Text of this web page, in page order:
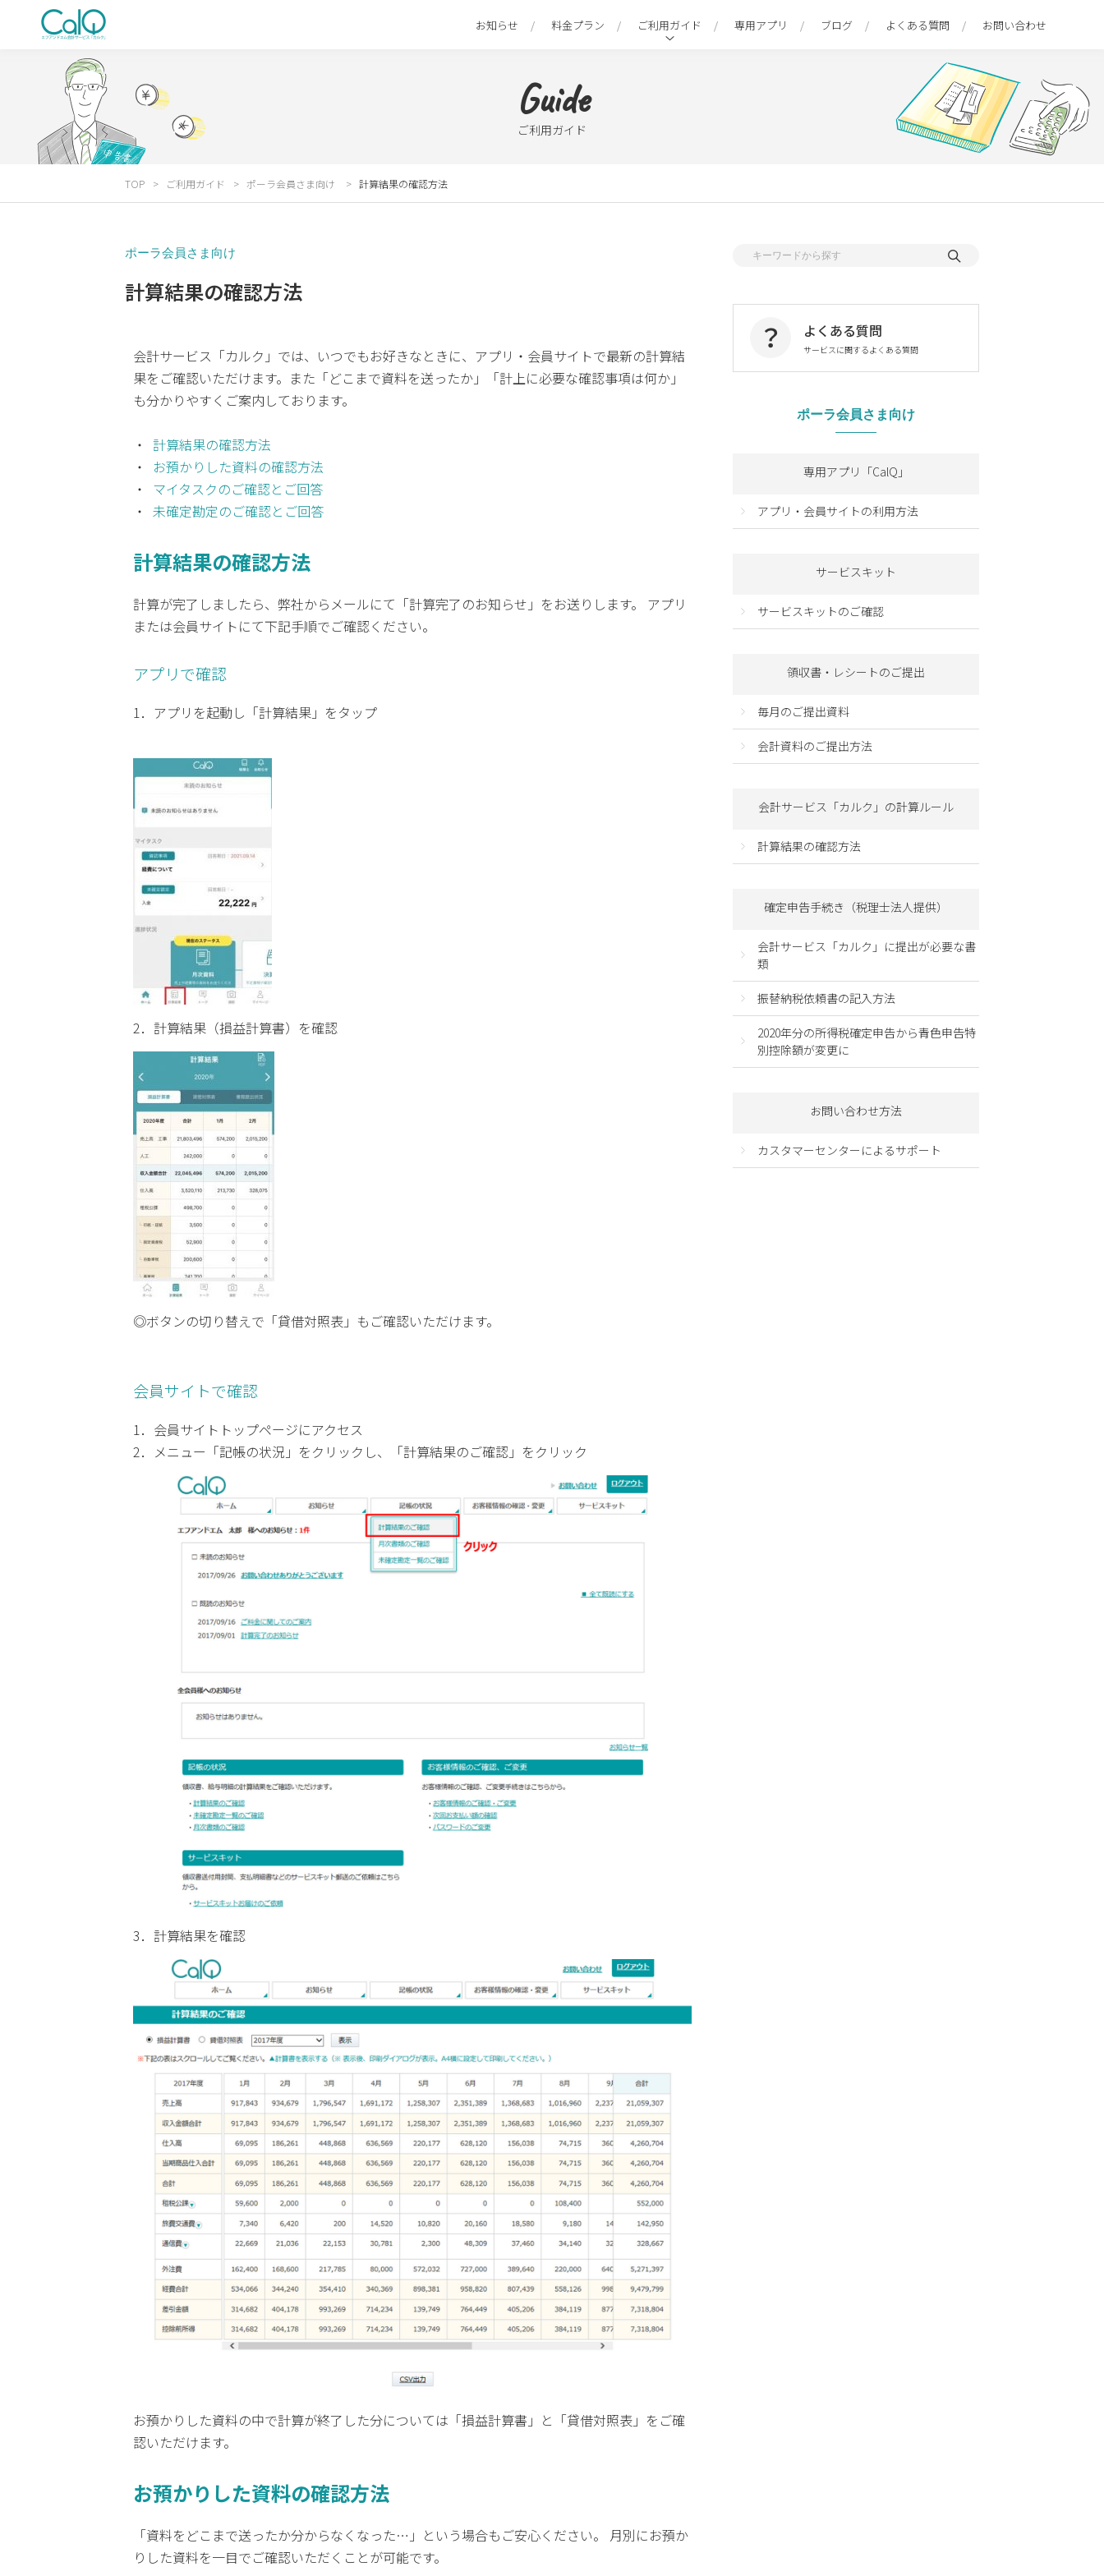
お知らせ 料金プラン ご利用ガイド 専用アプリ ブログ よくある質問 お問い合わせ
Guide
ご利用ガイド
TOP ご利用ガイド ポーラ会員さま向け 計算結果の確認方法
ポーラ会員さま向け
計算結果の確認方法
会計サービス「カルク」では、いつでもお好きなときに、アプリ・会員サイトで最新の計算結
果をご確認いただけます。また「どこまで資料を送ったか」「計上に必要な確認事項は何か」
も分かりやすくご案内しております。
計算結果の確認方法
お預かりした資料の確認方法
マイタスクのご確認とご回答
未確定勘定のご確認とご回答
計算結果の確認方法
計算が完了しましたら、弊社からメールにて「計算完了のお知らせ」をお送りします。 アプリ
または会員サイトにて下記手順でご確認ください。
アプリで確認
1．アプリを起動し「計算結果」をタップ
2．計算結果（損益計算書）を確認
◎ボタンの切り替えで「貸借対照表」もご確認いただけます。
会員サイトで確認
1．会員サイトトップページにアクセス
2．メニュー「記帳の状況」をクリックし、「計算結果のご確認」をクリック
3．計算結果を確認
お預かりした資料の中で計算が終了した分については「損益計算書」と「貸借対照表」をご確
認いただけます。
お預かりした資料の確認方法
「資料をどこまで送ったか分からなくなった…」という場合もご安心ください。 月別にお預か
りした資料を一目でご確認いただくことが可能です。
よくある質問
サービスに関するよくある質問
ポーラ会員さま向け
専用アプリ「CalQ」
アプリ・会員サイトの利用方法
サービスキット
サービスキットのご確認
領収書・レシートのご提出
毎月のご提出資料
会計資料のご提出方法
会計サービス「カルク」の計算ルール
計算結果の確認方法
確定申告手続き（税理士法人提供）
会計サービス「カルク」に提出が必要な書
類
振替納税依頼書の記入方法
2020年分の所得税確定申告から青色申告特
別控除額が変更に
お問い合わせ方法
カスタマーセンターによるサポート